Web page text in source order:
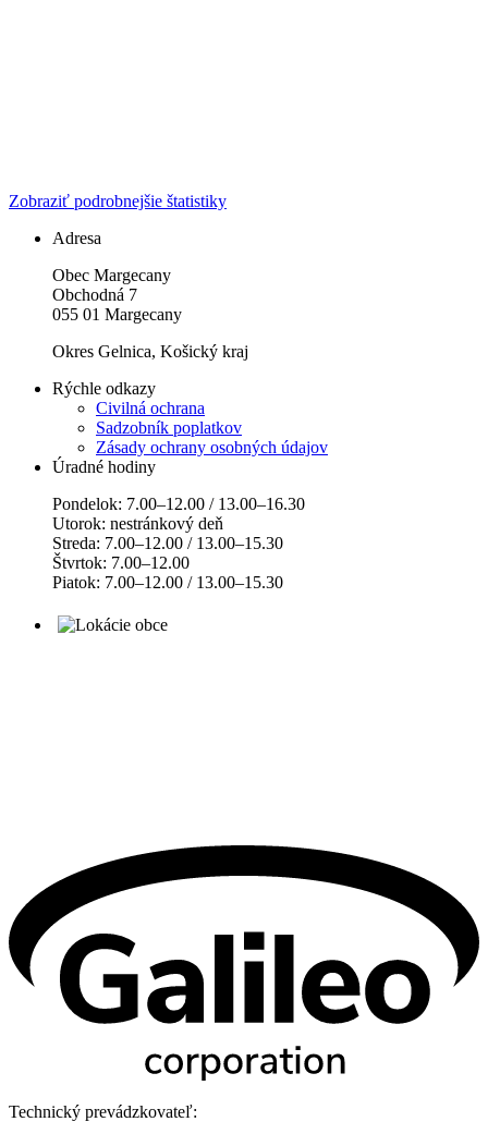
Zobraziť podrobnejšie štatistiky
Adresa
Obec Margecany
Obchodná 7
055 01 Margecany
Okres Gelnica, Košický kraj
Rýchle odkazy
Civilná ochrana
Sadzobník poplatkov
Zásady ochrany osobných údajov
Úradné hodiny
Pondelok: 7.00–12.00 / 13.00–16.30
Utorok: nestránkový deň
Streda: 7.00–12.00 / 13.00–15.30
Štvrtok: 7.00–12.00
Piatok: 7.00–12.00 / 13.00–15.30
Technický prevádzkovateľ: